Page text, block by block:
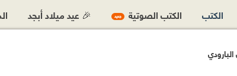
الكتب الكتب الصوتية جديد 🎉 عيد ميلاد أبجد